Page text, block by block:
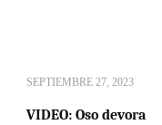
SEPTIEMBRE 27, 2023
VIDEO: Oso devora